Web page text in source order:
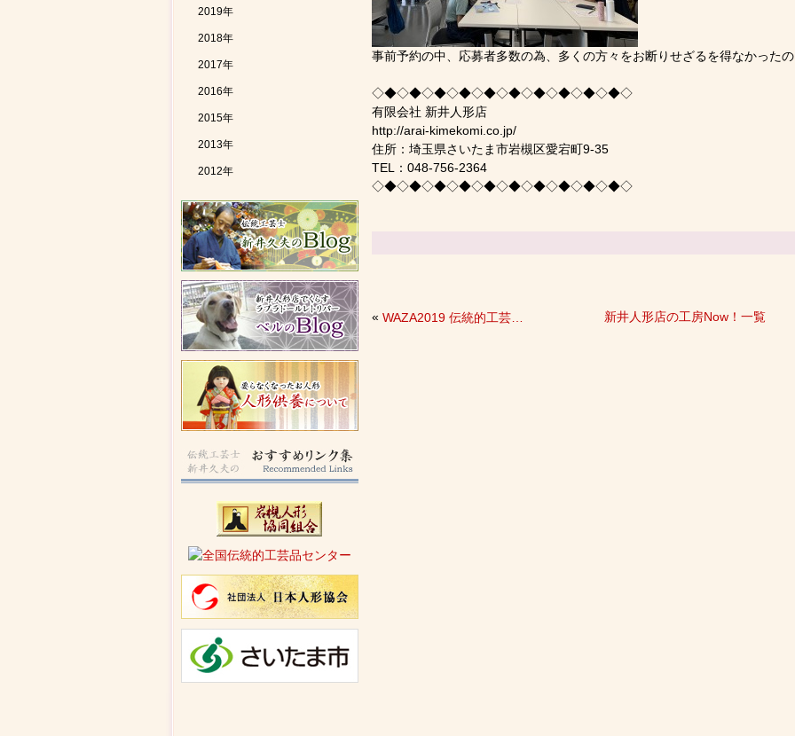
2019年
2018年
2017年
2016年
2015年
2013年
2012年
事前予約の中、応募者多数の為、多くの方々をお断りせざるを得なかった
◇◆◇◆◇◆◇◆◇◆◇◆◇◆◇◆◇◆◇◆◇
有限会社 新井人形店
http://arai-kimekomi.co.jp/
住所：埼玉県さいたま市岩槻区愛宕町9-35
TEL：048-756-2364
◇◆◇◆◇◆◇◆◇◆◇◆◇◆◇◆◇◆◇◆◇
« WAZA2019 伝統的工芸品展にいます。 新井人形店の工房Now！一覧